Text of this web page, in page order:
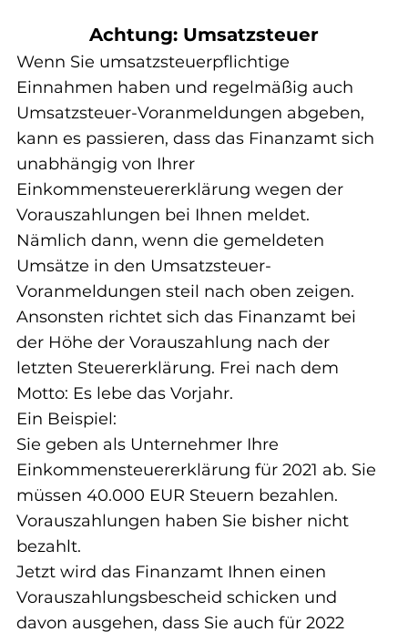
Achtung: Umsatzsteuer
Wenn Sie umsatzsteuerpflichtige
Einnahmen haben und regelmäßig auch
Umsatzsteuer-Voranmeldungen abgeben,
kann es passieren, dass das Finanzamt sich
unabhängig von Ihrer
Einkommensteuererklärung wegen der
Vorauszahlungen bei Ihnen meldet.
Nämlich dann, wenn die gemeldeten
Umsätze in den Umsatzsteuer-
Voranmeldungen steil nach oben zeigen.
Ansonsten richtet sich das Finanzamt bei
der Höhe der Vorauszahlung nach der
letzten Steuererklärung. Frei nach dem
Motto: Es lebe das Vorjahr.
Ein Beispiel:
Sie geben als Unternehmer Ihre
Einkommensteuererklärung für 2021 ab. Sie
müssen 40.000 EUR Steuern bezahlen.
Vorauszahlungen haben Sie bisher nicht
bezahlt.
Jetzt wird das Finanzamt Ihnen einen
Vorauszahlungsbescheid schicken und
davon ausgehen, dass Sie auch für 2022